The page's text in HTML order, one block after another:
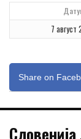
7
Share on